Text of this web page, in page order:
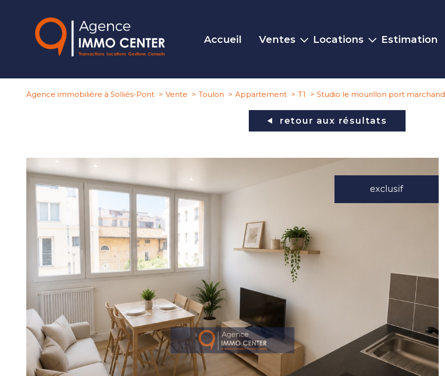
Accueil Ventes
Commerces
Locations Estimation
Agence immobilière à Solliès-Pont Vente Toulon Appartement T1 Studio le mourillon port marchand
retour aux résultats
exclusif